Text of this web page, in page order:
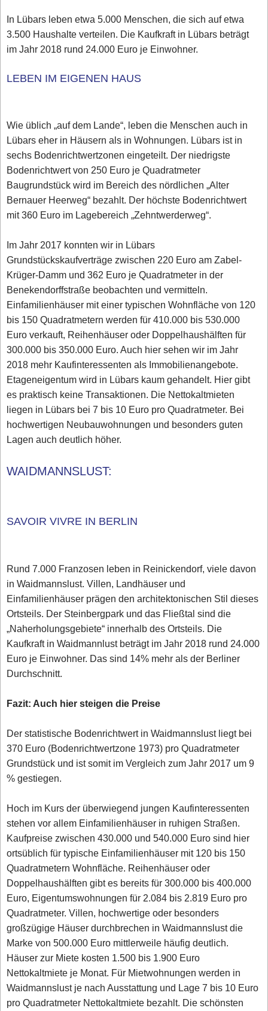
In Lübars leben etwa 5.000 Menschen, die sich auf etwa
3.500 Haushalte verteilen. Die Kaufkraft in Lübars beträgt
im Jahr 2018 rund 24.000 Euro je Einwohner.
LEBEN IM EIGENEN HAUS
Wie üblich „auf dem Lande“, leben die Menschen auch in
Lübars eher in Häusern als in Wohnungen. Lübars ist in
sechs Bodenrichtwertzonen eingeteilt. Der niedrigste
Bodenrichtwert von 250 Euro je Quadratmeter
Baugrundstück wird im Bereich des nördlichen „Alter
Bernauer Heerweg“ bezahlt. Der höchste Bodenrichtwert
mit 360 Euro im Lagebereich „Zehntwerderweg“.
Im Jahr 2017 konnten wir in Lübars
Grundstückskaufverträge zwischen 220 Euro am Zabel-
Krüger-Damm und 362 Euro je Quadratmeter in der
Benekendorffstraße beobachten und vermitteln.
Einfamilienhäuser mit einer typischen Wohnfläche von 120
bis 150 Quadratmetern werden für 410.000 bis 530.000
Euro verkauft, Reihenhäuser oder Doppelhaushälften für
300.000 bis 350.000 Euro. Auch hier sehen wir im Jahr
2018 mehr Kaufinteressenten als Immobilienangebote.
Etageneigentum wird in Lübars kaum gehandelt. Hier gibt
es praktisch keine Transaktionen. Die Nettokaltmieten
liegen in Lübars bei 7 bis 10 Euro pro Quadratmeter. Bei
hochwertigen Neubauwohnungen und besonders guten
Lagen auch deutlich höher.
WAIDMANNSLUST:
SAVOIR VIVRE IN BERLIN
Rund 7.000 Franzosen leben in Reinickendorf, viele davon
in Waidmannslust. Villen, Landhäuser und
Einfamilienhäuser prägen den architektonischen Stil dieses
Ortsteils. Der Steinbergpark und das Fließtal sind die
„Naherholungsgebiete“ innerhalb des Ortsteils. Die
Kaufkraft in Waidmannlust beträgt im Jahr 2018 rund 24.000
Euro je Einwohner. Das sind 14% mehr als der Berliner
Durchschnitt.
Fazit: Auch hier steigen die Preise
Der statistische Bodenrichtwert in Waidmannslust liegt bei
370 Euro (Bodenrichtwertzone 1973) pro Quadratmeter
Grundstück und ist somit im Vergleich zum Jahr 2017 um 9
% gestiegen.
Hoch im Kurs der überwiegend jungen Kaufinteressenten
stehen vor allem Einfamilienhäuser in ruhigen Straßen.
Kaufpreise zwischen 430.000 und 540.000 Euro sind hier
ortsüblich für typische Einfamilienhäuser mit 120 bis 150
Quadratmetern Wohnfläche. Reihenhäuser oder
Doppelhaushälften gibt es bereits für 300.000 bis 400.000
Euro, Eigentumswohnungen für 2.084 bis 2.819 Euro pro
Quadratmeter. Villen, hochwertige oder besonders
großzügige Häuser durchbrechen in Waidmannslust die
Marke von 500.000 Euro mittlerweile häufig deutlich.
Häuser zur Miete kosten 1.500 bis 1.900 Euro
Nettokaltmiete je Monat. Für Mietwohnungen werden in
Waidmannslust je nach Ausstattung und Lage 7 bis 10 Euro
pro Quadratmeter Nettokaltmiete bezahlt. Die schönsten